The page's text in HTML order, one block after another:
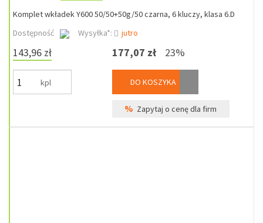
Komplet wkładek Y600 50/50+50g/50 czarna, 6 kluczy, klasa 6.D
Dostępność
Wysyłka*: jutro
143,96 zł
kpl
177,07 zł 23%
DO KOSZYKA
% Zapytaj o cenę dla firm